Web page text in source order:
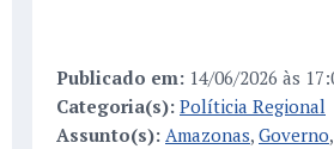
Publicado em: 14/06/2026 às
Categoria(s): Políticia Regional
Assunto(s): Amazonas, Governo,